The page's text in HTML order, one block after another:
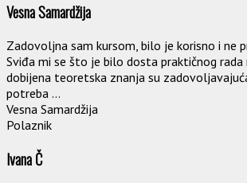
Vesna Samardžija
Zadovoljna sam kursom, bilo je korisno i ne
Sviđa mi se što je bilo dosta praktičnog rada
dobijena teoretska znanja su
potreba ...
Vesna Samardžija
Polaznik
Ivana Č